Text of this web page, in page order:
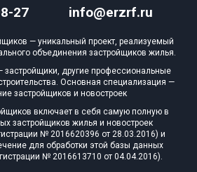
0 из 1
0 из 25
6 из 5 455
27 info@erzrf.ru
— уникальный проект, реализуемый
объединения застройщиков жилья.
застройщики, другие профессиональные
Основная специализация —
застройщиков и новостроек
включает в себя самую полную в
застройщиков жилья и новостроек
№ 2016620396 от 28.03.2016) и
для обработки этой базы данных
№ 2016613710 от 04.04.2016).